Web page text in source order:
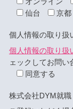
仙台
京都
個人情報の取り扱
個人情報の取り扱
ェックしてお問い
同意する
株式会社DYM就